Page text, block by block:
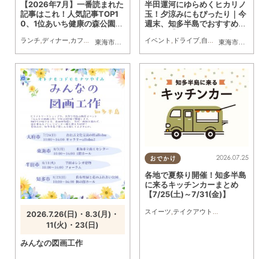
東海市
, 大府市 知多市,東浦町 ,阿久比町 ,半田市,常滑市
【2026年7月】一番読まれた
記事はこれ！人気記事TOP1
0、1位あいち健康の森公園内
ランチ,ディナー,カフェ スイーツ 観光,まとめ記事 東海市大府市
半田運河にゆらめくヒカリノ
玉！夕涼みにもぴったり｜今
週末、知多半島でおすすめの
イベント , ドライブ,自然 まちネタ
2026.7.26(日)・8.3(月)・
11(火)・23(日)
みんなの図画工作
おでかけ 2026.07.25
各地で夏祭り開催！知多半島
に来るキッチンカーまとめ
【7/25(土)～7/31(金)】
スイーツ,テイクアウト ,キッチンカー